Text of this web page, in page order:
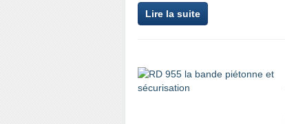
Lire la suite